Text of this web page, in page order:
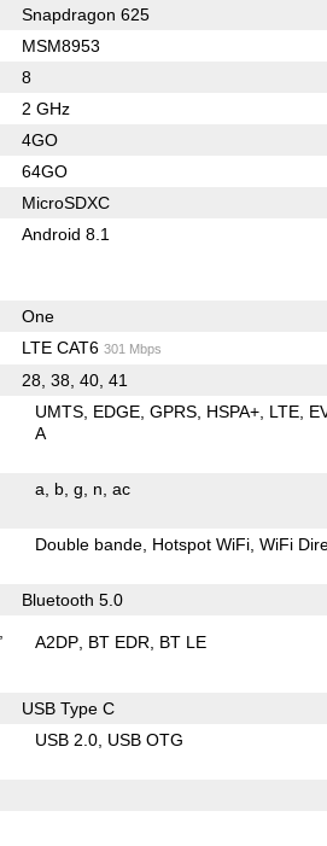
Snapdragon 625
MSM8953
8
2 GHz
4GO
64GO
MicroSDXC
Android 8.1
One
LTE CAT6 301 Mbps
28, 38, 40, 41
UMTS EDGE GPRS HSPA+ LTE
A
a b g n ac
Double bande Hotspot WiFi WiFi
Bluetooth 5.0
A2DP BT EDR BT LE
USB Type C
USB 2.0 USB OTG